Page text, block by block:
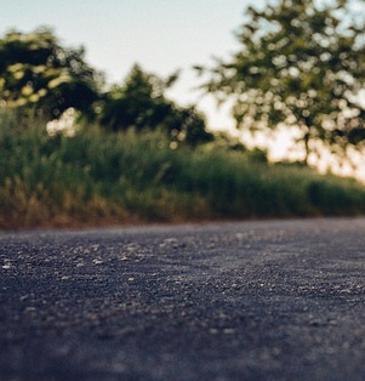
とメ
リッ
ト・
デメ
リッ
ト
1.1
LED
ヘッ
ドラ
イト
のメ